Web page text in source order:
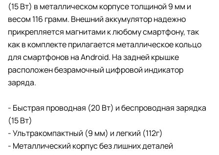
(15 Вт) в металлическом корпусе толщиной 9 мм и
весом 116 грамм. Внешний аккумулятор надежно
прикрепляется магнитами к любому смартфону, так
как в комплекте прилагается металлическое кольцо
для смартфонов на Android. На задней крышке
расположен безрамочный цифровой индикатор
заряда.
- Быстрая проводная (20 Вт) и беспроводная зарядка
(15 Вт)
- Ультракомпактный (9 мм) и легкий (112г)
- Металлический корпус без лишних деталей